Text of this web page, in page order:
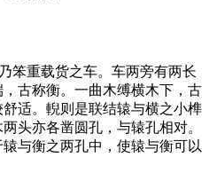
笨重载货之车。车两旁有两长
古称衡。一曲木缚横木下，古
适。輗则是联结辕与横之小榫
头亦各凿圆孔，与辕孔相对。
与衡之两孔中，使辕与衡可以